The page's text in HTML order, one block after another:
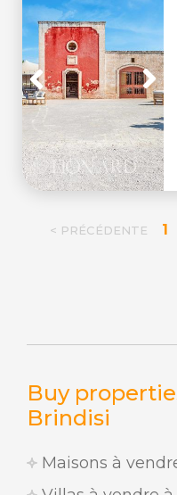
Buy
Brindisi
Maisons à
< PRÉCÉDENTE 1